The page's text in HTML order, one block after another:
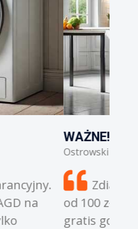
awarii to koszt
górę. Diagnoza jest
się na naprawę